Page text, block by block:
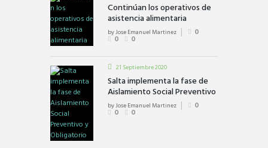
Continúan los operativos de
asistencia alimentaria
byJose Emanuel Martinez
0
0
0
21 Septiembre 2020
Salta implementa la fase de
Aislamiento Social Preventivo
y Obligatorio
byJose Emanuel Martinez
0
0
0